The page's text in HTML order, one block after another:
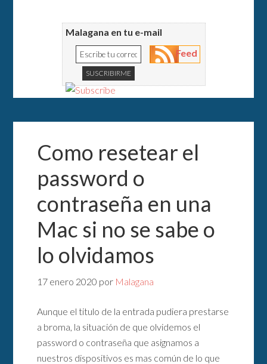
Malagana en tu e-mail
Feed
Como resetear el
password o
contraseña en una
Mac si no se sabe o
lo olvidamos
17 enero 2020 por Malagana
Aunque el titulo de la entrada pudiera prestarse
a broma, la situación de que olvidemos el
password o contraseña que asignamos a
nuestros dispositivos es mas común de lo que